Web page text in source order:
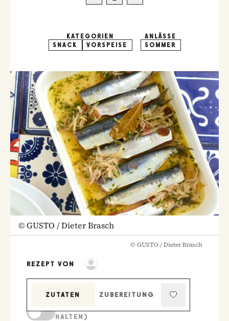
KATEGORIEN
SNACK
VORSPEISE
ANLÄSSE
SOMMER
©GUSTO / Dieter Brasch
© GUSTO / Dieter Brasch
REZEPT VON
ZUTATEN
ZUBEREITUNG
HALTEN)